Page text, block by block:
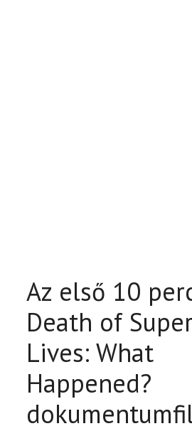
Az első 10
Death of
Lives: What
Happened?